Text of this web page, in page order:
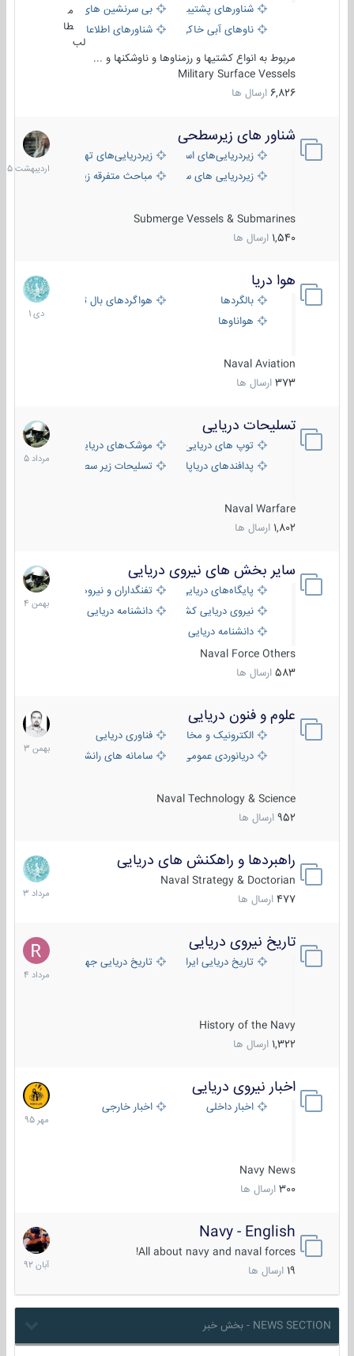
شناورهای پشتیبانی
بی سرنشین های دریایی
ناوهای آبی خاکی و نیروبرشناورهای اطلاعاتی و جاسوسی
طا
لب
مربوط به انواع کشتیها و رزمناوها و ناوشکنها و ...
Military Surface Vessels
6,826 ارسال ها
شناور های زیرسطحی
زیردریایی‌های استراتژیکزیردریایی‌های تهاجمی
زیردریایی های سبک
مباحث متفرقه زیرسطحی
Submerge Vessels & Submarines
1,540 ارسال ها
31
1405
هوا دریا
بالگردها
هواگردهای بال ثابت
هواناوها
Naval Aviation
373 ارسال ها
12
دی
1401
تسلیحات دریایی
توپ های دریایی
موشک‌های دریایی
پدافندهای دریاپایه
تسلیحات زیر سطحی
Naval Warfare
1,802 ارسال ها
2
مرداد
1405
سایر بخش های نیروی دریایی
پایگاه‌های دریایی
تفنگداران و نیروهای ویژه‌ی دریایی
نیروی دریایی کشورهای مختلفدانشنامه دریایی
دانشنامه دریایی کپی
Naval Force Others
583 ارسال ها
22
بهمن
1404
علوم و فنون دریایی
الکترونیک و مخابرات دریاییفناوری دریایی
دریانوردی عمومی
سامانه های رانشی دریایی
Naval Technology & Science
952 ارسال ها
6
بهمن
1403
راهبردها و راهکنش های دریایی
Naval Strategy & Doctorian
477 ارسال ها
2
مرداد
1403
تاریخ نیروی دریایی
تاریخ دریایی ایران تاریخ دریایی جهان
History of the Navy
1,322 ارسال ها
16
مرداد
1404
اخبار نیروی دریایی
اخبار داخلی اخبار خارجی
Navy News
300 ارسال ها
27
مهر
1395
Navy - English
All about navy and naval forces!
ارسال ها
22
آبان
1392
NEWS SECTION - بخش خبر